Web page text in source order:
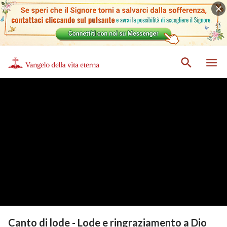
Canto di lode - Lode e ringraziamento a Dio